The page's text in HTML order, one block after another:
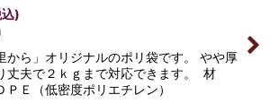
)
から」オリジナルのポリ袋です。 やや厚
丈夫で２ｋｇまで対応できます。 材
ＰＥ（低密度ポリエチレン）